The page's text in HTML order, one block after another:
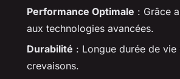
Performance Optimale : Grâce
aux technologies avancées.
Durabilité : Longue durée de vie
crevaisons.